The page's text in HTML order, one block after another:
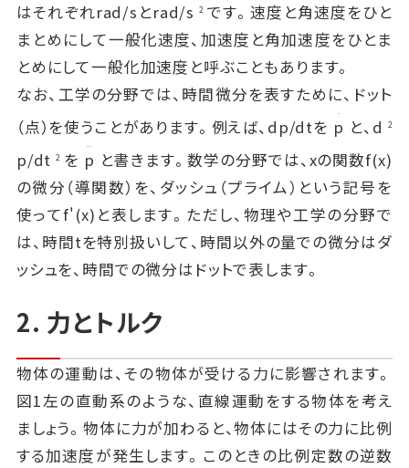
はそれぞれrad/sとrad/s2 です。速度と角速度をひと
まとめにして一般化速度、加速度と角加速度をひとま
とめにして一般化加速度と呼ぶこともあります。
なお、工学の分野では、時間微分を表すために、ドット
（点）を使うことがあります。例えば、dp/dtを p と、d 2
p/dt2 を p
の微分（導関数）を、ダッシュ（プライム）という記号を
使ってf'(x)と表します。ただし、物理や工学の分野で
は、時間tを特別扱いして、時間以外の量での微分はダ
ッシュを、時間での微分はドットで表します。
2. 力とトルク
物体の運動は、その物体が受ける力に影響されます。
図1左の直動系のような、直線運動をする物体を考え
ましょう。物体に力が加わると、物体にはその力に比例
する加速度が発生します。このときの比例定数の逆数